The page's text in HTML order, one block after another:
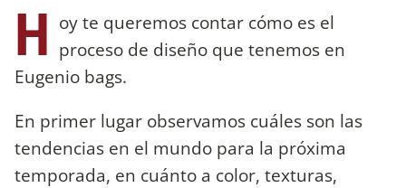
H oy te queremos contar cómo es el
proceso de diseño que tenemos en
Eugenio bags.
En primer lugar observamos cuáles son las
tendencias en el mundo para la próxima
temporada, en cuánto a color, texturas,